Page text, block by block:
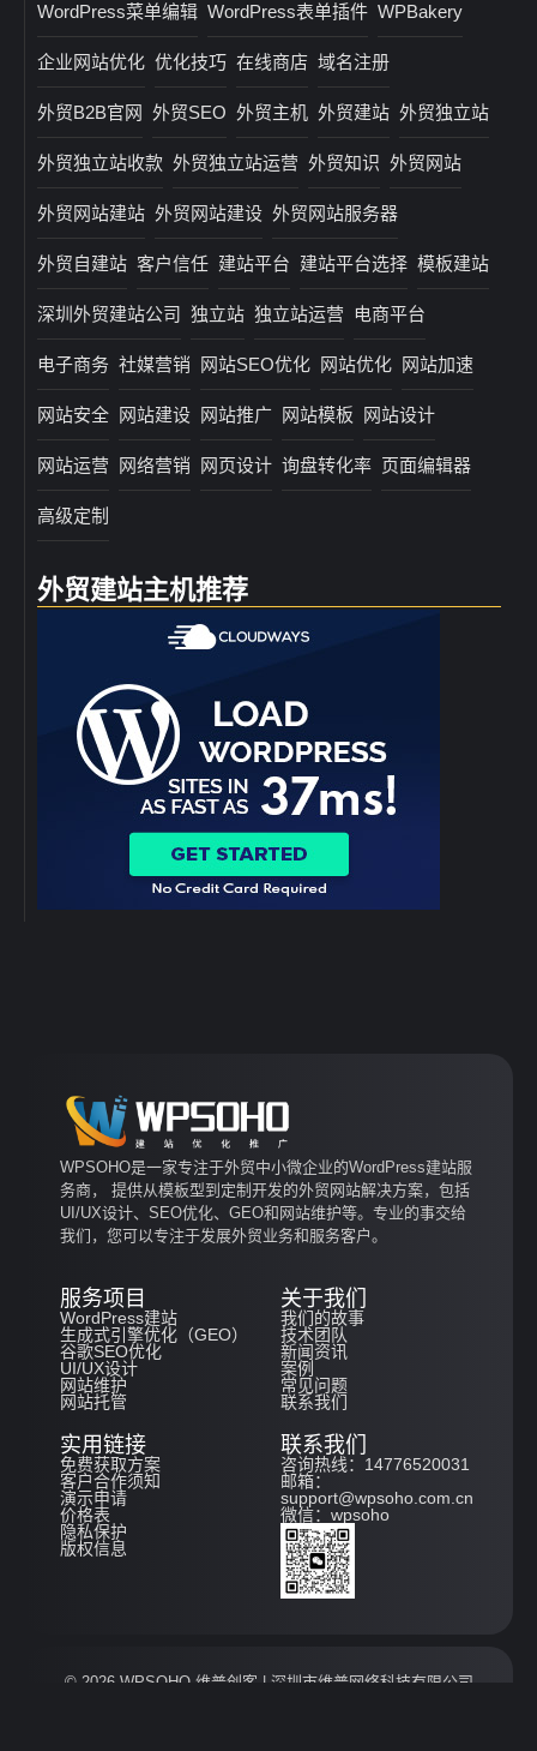
WordPress菜单编辑 WordPress表单插件 WPBakery
企业网站优化 优化技巧 在线商店 域名注册
外贸B2B官网 外贸SEO 外贸主机 外贸建站 外贸独立站
外贸独立站收款 外贸独立站运营 外贸知识 外贸网站
外贸网站建站 外贸网站建设 外贸网站服务器
外贸自建站 客户信任 建站平台 建站平台选择 模板建站
深圳外贸建站公司 独立站 独立站运营 电商平台
电子商务 社媒营销 网站SEO优化 网站优化 网站加速
网站安全 网站建设 网站推广 网站模板 网站设计
网站运营 网络营销 网页设计 询盘转化率 页面编辑器
高级定制
外贸建站主机推荐
WPSOHO是一家专注于外贸中小微企业的WordPress建站服
务商， 提供从模板型到定制开发的外贸网站解决方案，包括
UI/UX设计、SEO优化、GEO和网站维护等。专业的事交给
我们，您可以专注于发展外贸业务和服务客户。
服务项目
WordPress建站
生成式引擎优化（GEO）
谷歌SEO优化
UI/UX设计
网站维护
网站托管
关于我们
我们的故事
技术团队
新闻资讯
案例
常见问题
联系我们
实用链接
免费获取方案
客户合作须知
演示申请
价格表
隐私保护
版权信息
联系我们
咨询热线：14776520031
邮箱：
support@wpsoho.com.cn
微信：wpsoho
© 2026 WPSOHO 维普创客 | 深圳市维普网络科技有限公司